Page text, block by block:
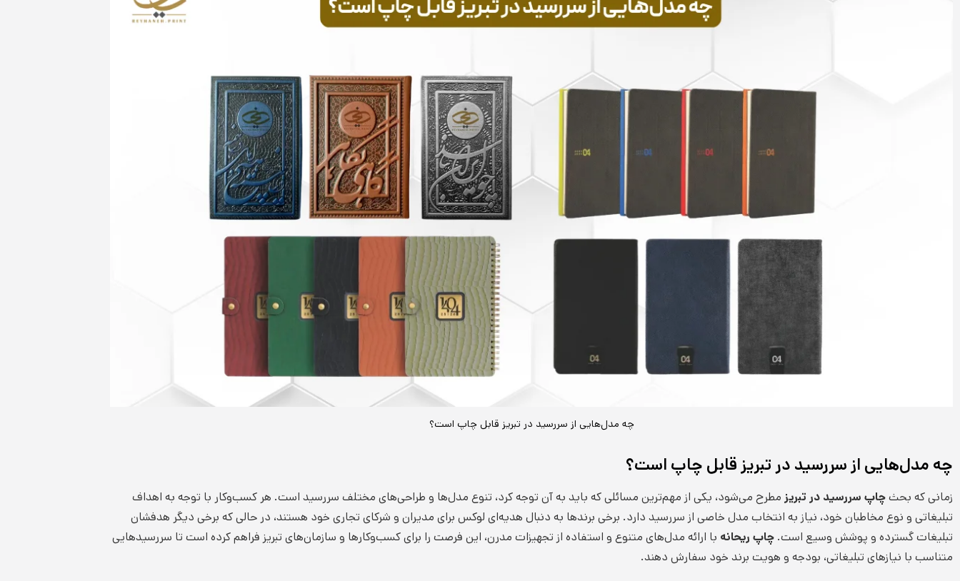
چه مدل‌هایی از سررسید در تبریز قابل چاپ است؟
چه مدل‌هایی از سررسید در تبریز قابل چاپ است؟
زمانی که بحثچاپ سررسید در تبریز مطرح می‌شود، یکی از مهم‌ترین مسائلی که باید به آن توجه کرد، تنوع مدل‌ها و طراحی‌های مختلف سررسید است. هر کسب‌وکار با توجه به اهداف
تبلیغاتی و نوع مخاطبان خود، نیاز به انتخاب مدل خاصی از سررسید دارد. برخی برندها به دنبال هدیه‌ای لوکس برای مدیران و شرکای تجاری خود هستند، در حالی که برخی دیگر هدفشان
تبلیغات گسترده و پوشش وسیع است. چاپ ریحانه با ارائه مدل‌های متنوع و استفاده از تجهیزات مدرن، این فرصت را برای کسب‌وکارها و سازمان‌های تبریز فراهم کرده است تا سررسیدهایی
متناسب با نیازهای تبلیغاتی، بودجه و هویت برند خود سفارش دهند.